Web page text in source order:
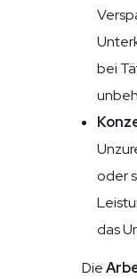
bei
oder
das
Die